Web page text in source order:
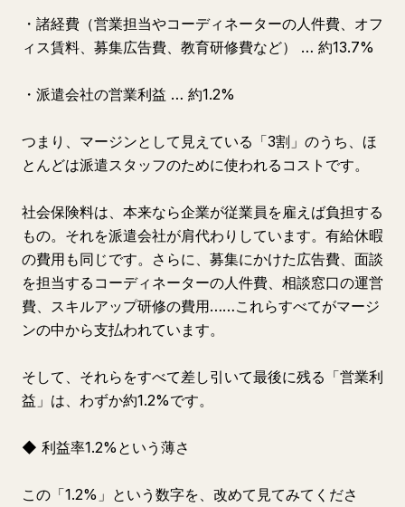
・諸経費（営業担当やコーディネーターの人件費、オフ
ィス賃料、募集広告費、教育研修費など） … 約13.7%
・派遣会社の営業利益 … 約1.2%
つまり、マージンとして見えている「3割」のうち、ほ
とんどは派遣スタッフのために使われるコストです。
社会保険料は、本来なら企業が従業員を雇えば負担する
もの。それを派遣会社が肩代わりしています。有給休暇
の費用も同じです。さらに、募集にかけた広告費、面談
を担当するコーディネーターの人件費、相談窓口の運営
費、スキルアップ研修の費用……これらすべてがマージ
ンの中から支払われています。
そして、それらをすべて差し引いて最後に残る「営業利
益」は、わずか約1.2%です。
◆ 利益率1.2%という薄さ
この「1.2%」という数字を、改めて見てみてくださ